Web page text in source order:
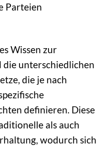
Parteien
Wissen zur
unterschiedlichen
die je nach
definieren. Diese
als auch
wodurch sich